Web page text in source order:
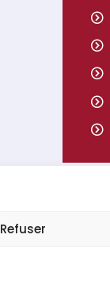
Refuser